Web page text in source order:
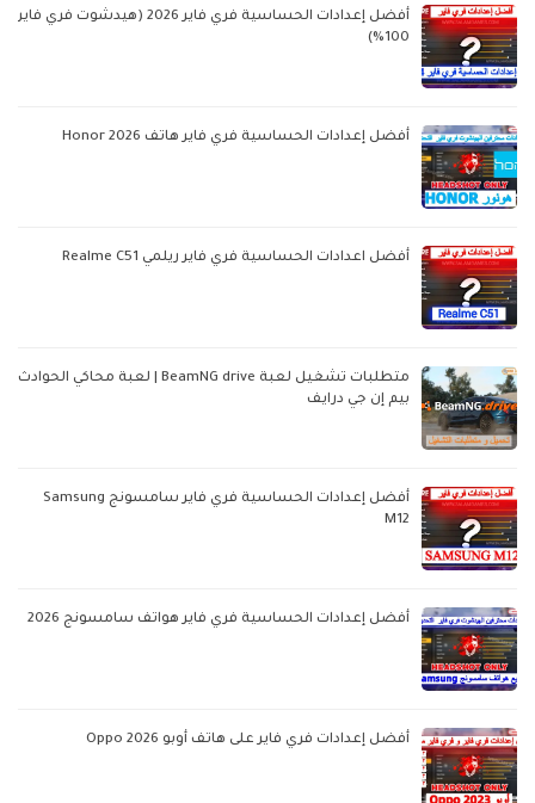
أفضل إعدادات الحساسية فري فاير 2026 (هيدشوت فري فاير
100%)
أفضل إعدادات الحساسية فري فاير هاتف Honor 2026
أفضل اعدادات الحساسية فري فاير ريلمي Realme C51
متطلبات تشغيل لعبة BeamNG drive | لعبة محاكي الحوادث
بيم إن جي درايف
أفضل إعدادات الحساسية فري فاير سامسونج Samsung
M12
أفضل إعدادات الحساسية فري فاير هواتف سامسونج 2026
أفضل إعدادات فري فاير على هاتف أوبو Oppo 2026